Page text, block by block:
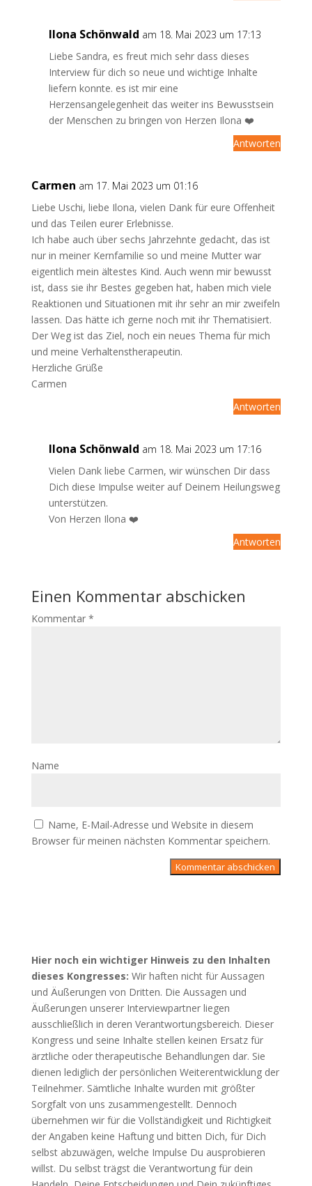
Ilona Schönwald am 18. Mai 2023 um 17:13
Liebe Sandra, es freut mich sehr dass dieses
Interview für dich so neue und wichtige Inhalte
liefern konnte. es ist mir eine
Herzensangelegenheit das weiter ins Bewusstsein
der Menschen zu bringen von Herzen Ilona ❤️
Antworten
Carmen am 17. Mai 2023 um 01:16
Liebe Uschi, liebe Ilona, vielen Dank für eure Offenheit
und das Teilen eurer Erlebnisse.
Ich habe auch über sechs Jahrzehnte gedacht, das ist
nur in meiner Kernfamilie so und meine Mutter war
eigentlich mein ältestes Kind. Auch wenn mir bewusst
ist, dass sie ihr Bestes gegeben hat, haben mich viele
Reaktionen und Situationen mit ihr sehr an mir zweifeln
lassen. Das hätte ich gerne noch mit ihr Thematisiert.
Der Weg ist das Ziel, noch ein neues Thema für mich
und meine Verhaltenstherapeutin.
Herzliche Grüße
Carmen
Antworten
Ilona Schönwald am 18. Mai 2023 um 17:16
Vielen Dank liebe Carmen, wir wünschen Dir dass
Dich diese Impulse weiter auf Deinem Heilungsweg
unterstützen.
Von Herzen Ilona ❤️
Antworten
Einen Kommentar abschicken
Kommentar *
Name
Name, E-Mail-Adresse und Website in diesem
Browser für meinen nächsten Kommentar speichern.
Kommentar abschicken
Hier noch ein wichtiger Hinweis zu den Inhalten
dieses Kongresses: Wir haften nicht für Aussagen
und Äußerungen von Dritten. Die Aussagen und
Äußerungen unserer Interviewpartner liegen
ausschließlich in deren Verantwortungsbereich. Dieser
Kongress und seine Inhalte stellen keinen Ersatz für
ärztliche oder therapeutische Behandlungen dar. Sie
dienen lediglich der persönlichen Weiterentwicklung der
Teilnehmer. Sämtliche Inhalte wurden mit größter
Sorgfalt von uns zusammengestellt. Dennoch
übernehmen wir für die Vollständigkeit und Richtigkeit
der Angaben keine Haftung und bitten Dich, für Dich
selbst abzuwägen, welche Impulse Du ausprobieren
willst. Du selbst trägst die Verantwortung für dein